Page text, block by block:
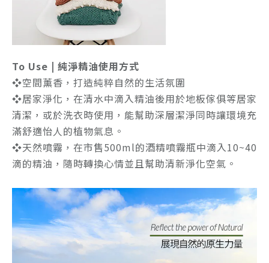
To Use | 純淨精油使用方式
❖空間薰香，打造純粹自然的生活氛圍
❖居家淨化，在清水中滴入精油後用於地板傢俱等居家
清潔，或於洗衣時使用，能幫助深層潔淨同時讓環境充
滿舒適怡人的植物氣息。
❖天然噴霧，在市售500ml的酒精噴霧瓶中滴入10~40
滴的精油，隨時轉換心情並且幫助清新淨化空氣。